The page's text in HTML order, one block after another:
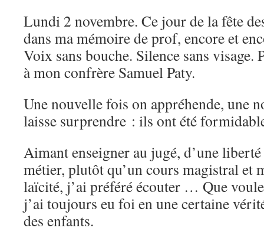
Lundi 2 novembre. Ce jour de la fête
dans ma mémoire de prof, encore et
Voix sans bouche. Silence sans visage.
à mon confrère Samuel Paty.
Une nouvelle fois on appréhende, une
laisse surprendre : ils ont été
Aimant enseigner au jugé, d’une
métier, plutôt qu’un cours magistral et
laïcité, j’ai préféré écouter … Que
j’ai toujours eu foi en une certaine
des enfants.